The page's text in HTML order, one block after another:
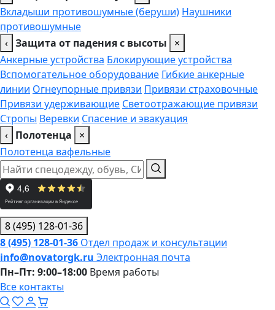
Вкладыши противошумные (беруши) Наушники
противошумные
‹ Защита от падения с высоты
×
Анкерные устройства Блокирующие устройства
Вспомогательное оборудование Гибкие анкерные
линии Огнеупорные привязи Привязи страховочные
Привязи удерживающие Светоотражающие привязи
Стропы Веревки Спасение и эвакуация
‹ Полотенца
×
Полотенца вафельные
8 (495) 128-01-36
8 (495) 128-01-36 Отдел продаж и консультации
info@novatorgk.ru Электронная почта
Пн–Пт: 9:00–18:00 Время работы
Все контакты